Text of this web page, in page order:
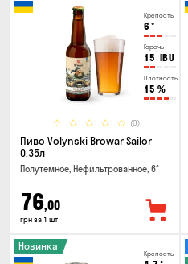
Крепость
6 °
Горечь
15 IBU
Плотность
15 %
(0)
Пиво Volynski Browar Sailor
0.35л
Полутемное, Нефильтрованное, 6°
76,00
грн за 1 шт
Крепость
Новинка